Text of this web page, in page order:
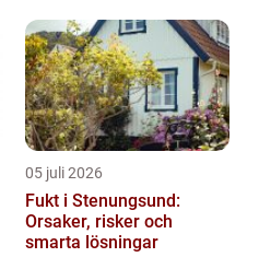
05 juli 2026
Fukt i Stenungsund:
Orsaker, risker och
smarta lösningar